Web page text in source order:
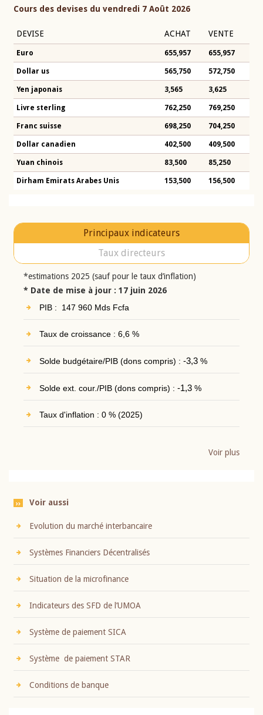
Cours des devises du vendredi 7 Août 2026
DEVISE ACHAT VENTE
Euro 655,957 655,957
Dollar us 565,750 572,750
Yen japonais 3,565 3,625
Livre sterling 762,250 769,250
Franc suisse 698,250 704,250
Dollar canadien 402,500 409,500
Yuan chinois 83,500 85,250
Dirham Emirats Arabes Unis 153,500 156,500
Principaux indicateurs
Taux directeurs
*estimations 2025 (sauf pour le taux d’inflation)
* Date de mise à jour : 17 juin 2026
PIB : 147 960 Mds Fcfa
Taux de croissance : 6,6 %
Solde budgétaire/PIB (dons compris) : -3,3%
Solde ext. cour./PIB (dons compris) : -1,3%
Taux d'inflation : 0 % (2025)
Voir plus
Voir aussi
Evolution du marché interbancaire
Systèmes Financiers Décentralisés
Situation de la microfinance
Indicateurs des SFD de l’UMOA
Système de paiement SICA
Système de paiement STAR
Conditions de banque